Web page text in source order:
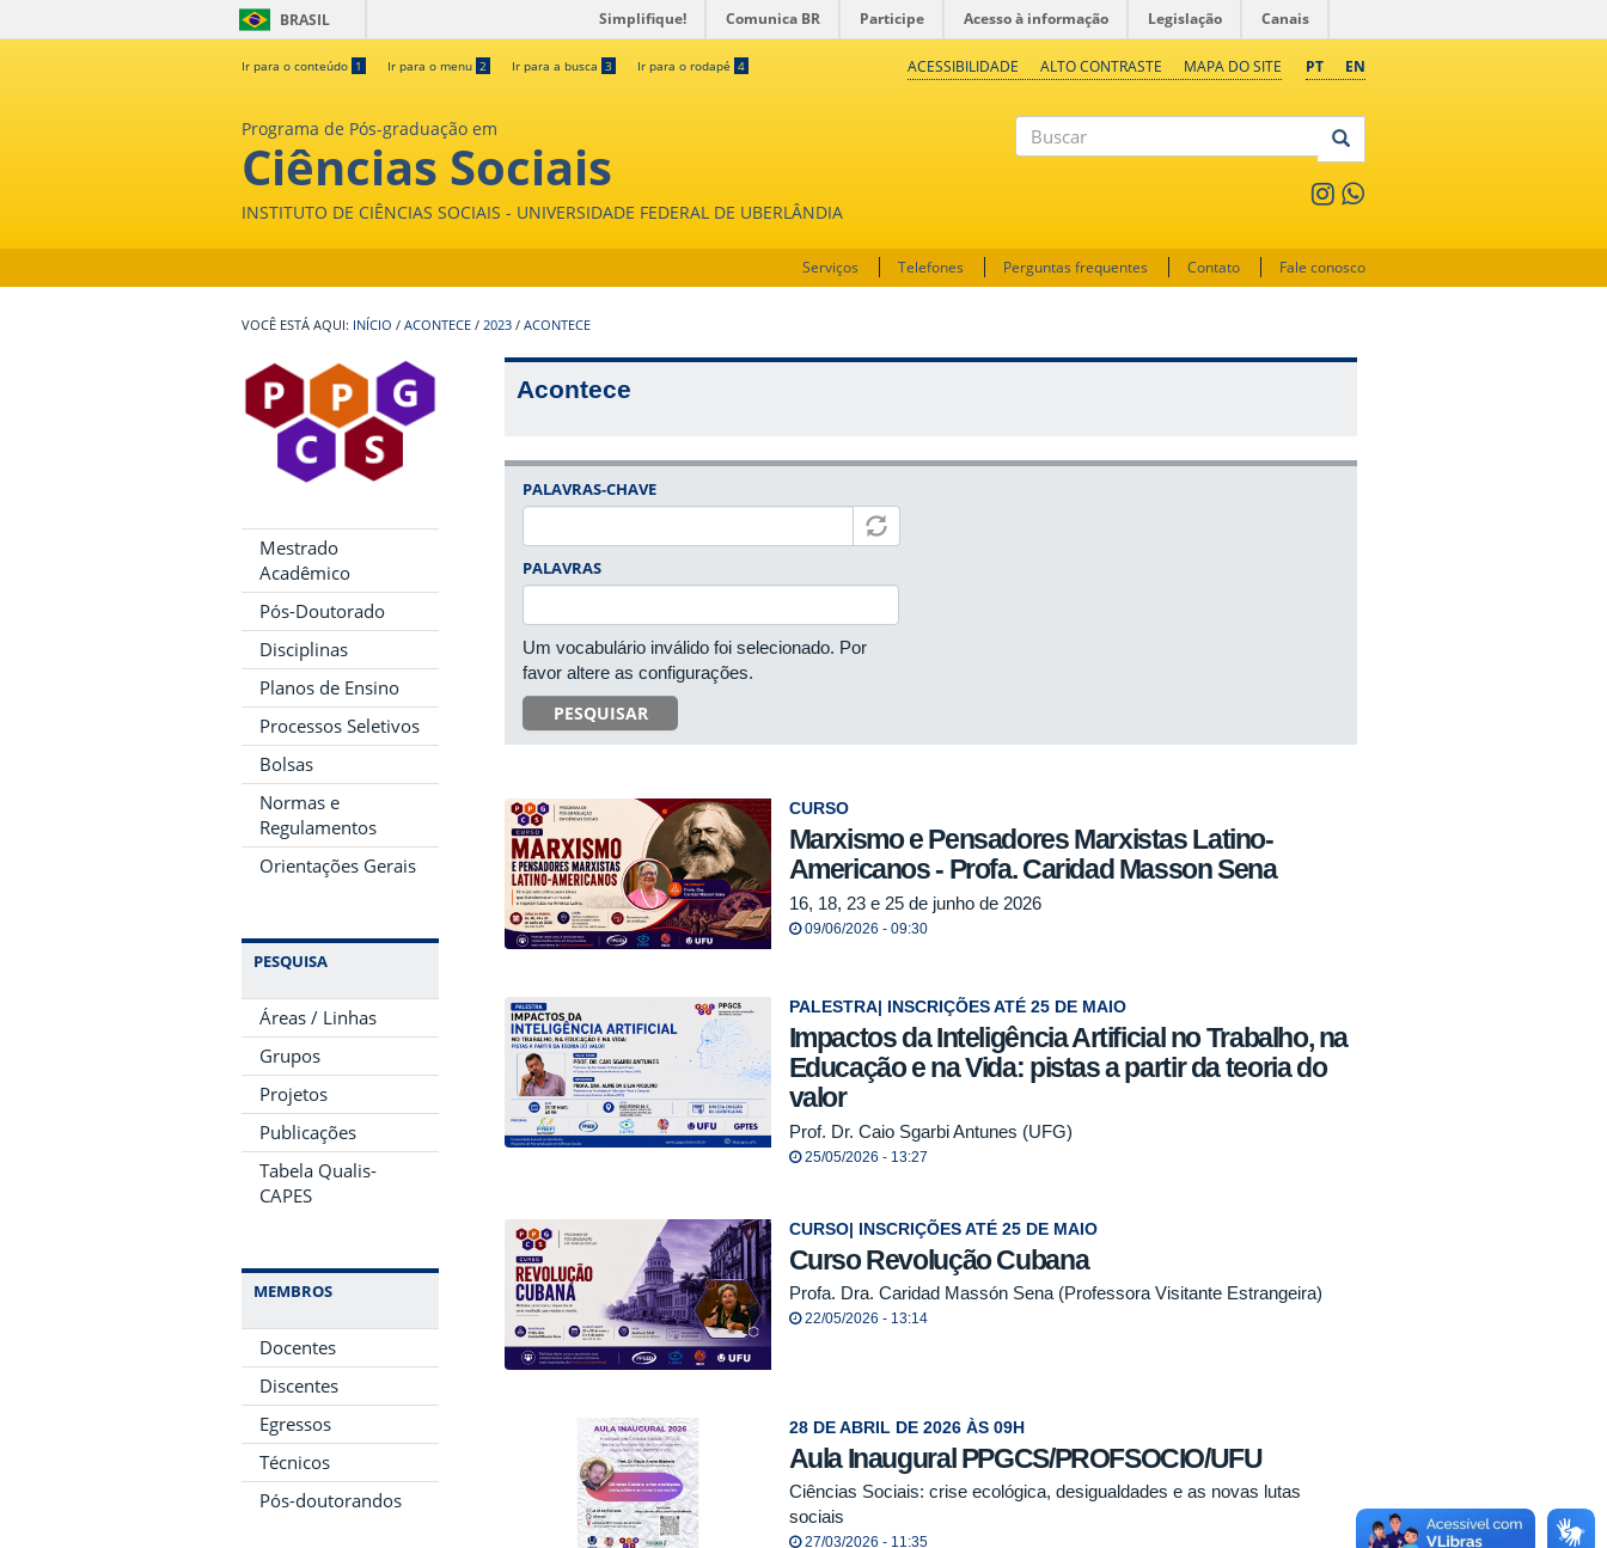
BRASIL Simplifique! Comunica BR Participe Acesso à informação Legislação Canais
Ir para o conteúdo 1 Ir para o menu 2 Ir para a busca 3 Ir para o rodapé 4 PT EN
ACESSIBILIDADE ALTO CONTRASTE MAPA DO SITE
Programa de Pós-graduação em
Ciências Sociais
INSTITUTO DE CIÊNCIAS SOCIAIS - UNIVERSIDADE FEDERAL DE UBERLÂNDIA
Serviços Telefones Perguntas frequentes Contato Fale conosco
INÍCIO / ACONTECE / 2023 / ACONTECE
Mestrado
Acadêmico
Pós-Doutorado
Disciplinas
Planos de Ensino
Processos Seletivos
Bolsas
Normas e
Regulamentos
Orientações Gerais
PESQUISA
Áreas / Linhas
Grupos
Projetos
Publicações
Tabela Qualis-
CAPES
MEMBROS
Docentes
Discentes
Egressos
Técnicos
Pós-doutorandos
Acontece
PALAVRAS-CHAVE
PALAVRAS
Um vocabulário inválido foi selecionado. Por
favor altere as configurações.
PESQUISAR
CURSO
Marxismo e Pensadores Marxistas Latino-
Americanos - Profa. Caridad Masson Sena
16, 18, 23 e 25 de junho de 2026
09/06/2026 - 09:30
PALESTRA| INSCRIÇÕES ATÉ 25 DE MAIO
Impactos da Inteligência Artificial no Trabalho, na
Educação e na Vida: pistas a partir da teoria do
valor
Prof. Dr. Caio Sgarbi Antunes (UFG)
25/05/2026 - 13:27
CURSO| INSCRIÇÕES ATÉ 25 DE MAIO
Curso Revolução Cubana
Profa. Dra. Caridad Massón Sena (Professora Visitante Estrangeira)
22/05/2026 - 13:14
28 DE ABRIL DE 2026 ÀS 09H
Aula Inaugural PPGCS/PROFSOCIO/UFU
Ciências Sociais: crise ecológica, desigualdades e as novas lutas
sociais
27/03/2026 - 11:35